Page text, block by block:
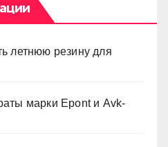
летнюю резину для
марки Epont и Avk-